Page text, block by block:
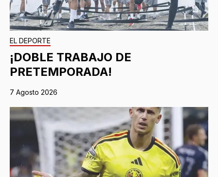
EL DEPORTE
¡DOBLE TRABAJO DE
PRETEMPORADA!
7 Agosto 2026